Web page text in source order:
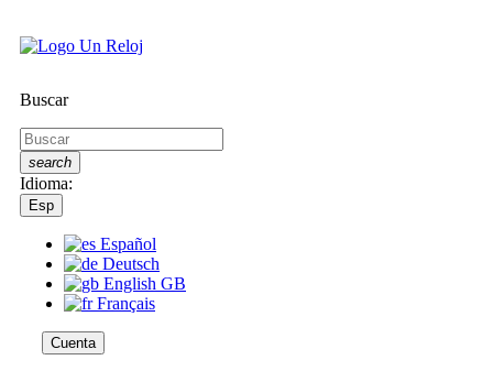
Buscar
search
Idioma:
Esp
Español
Deutsch
English GB
Français
Cuenta